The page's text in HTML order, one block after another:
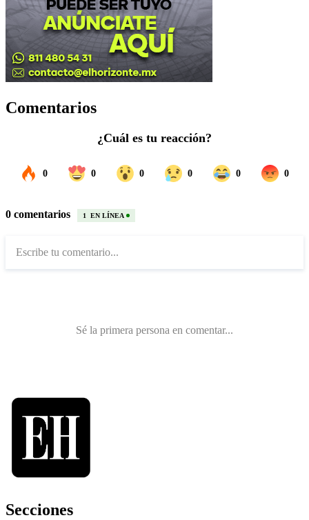
Comentarios
Secciones